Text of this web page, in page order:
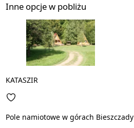
Inne opcje w pobliżu
KATASZIR
Pole namiotowe w górach Bieszczady